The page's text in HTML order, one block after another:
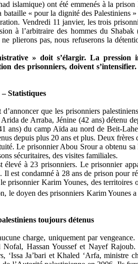
islamique) ont été emmenés à la
bataille « pour la dignité des Palestiniens
Vendredi 11 janvier, les trois
à l’arbitraire des hommes du Shabak
plierons pas, nous refuserons la
» doit s’élargir. La pression
des prisonniers, doivent s’intensifier.
– Statistiques
que les prisonniers
Arida de Arraba,Jénine (42 ans) détenu
ans) du camp Aïda au nord deBeit-
depuis plus 20 ans et plus. Deux frères
Le prisonnier Abou Sroura obtenu sa
sécuritaires, des visites familiales.
à 23 prisonniers. Le prisonnier
est condamné à 28 ans de prison pour
prisonnier Karim Younes, des territoires
le doyen des prisonniers Karim Younes a
toujours détenus
charge, uniquement par
Nofal, Hassan Youssef et NayefRajoub.
‘IssaJa’bari et Khaled ‘Arfa, ministre